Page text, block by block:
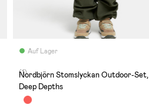
Auf Lager
(1)
Nordbjörn Stomslyckan Outdoor-Set,
Deep Depths